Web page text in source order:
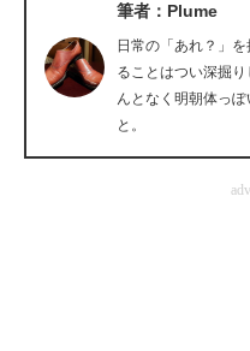
ビジネスと働き方のヒント
AI活用のいまが分かる
企業ITのトレンドを詳説
筆者：Plume
日常の「あれ？」
ることはつい深掘
んとなく明朝体っ
と。